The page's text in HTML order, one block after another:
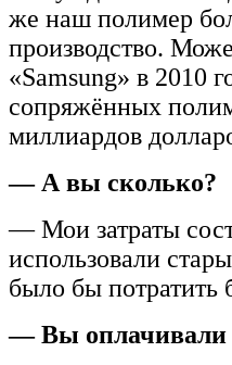
же наш полимер
производство.
«Samsung» в 2010
сопряжённых
миллиардов
— А вы сколько?
— Мои затраты
использовали
было бы потратить
— Вы оплачивали